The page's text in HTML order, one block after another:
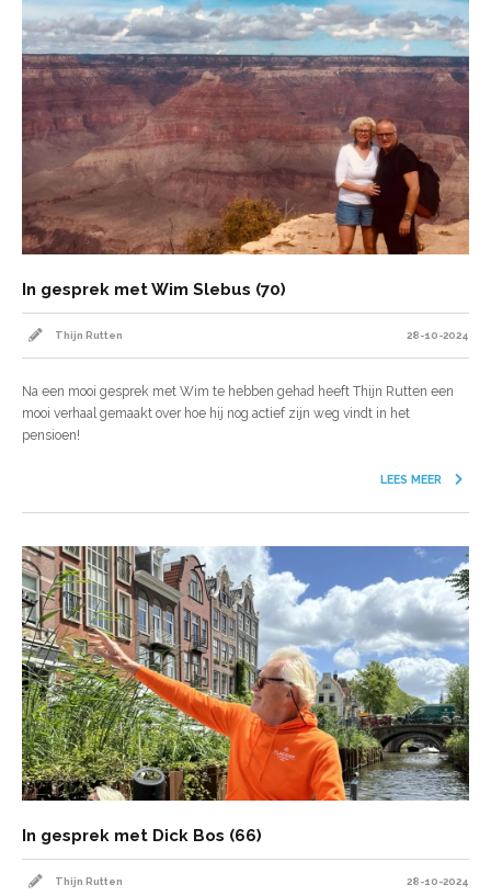
In gesprek met Wim Slebus (70)
Thijn Rutten 28-10-2024
Na een mooi gesprek met Wim te hebben gehad heeft Thijn Rutten een
mooi verhaal gemaakt over hoe hij nog actief zijn weg vindt in het
pensioen!
LEES MEER
In gesprek met Dick Bos (66)
Thijn Rutten 28-10-2024